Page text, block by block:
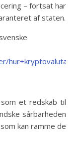
– fortsat har
af staten.
et redskab til
sårbarheden
kan ramme de